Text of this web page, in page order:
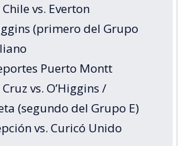
vs. Everton
(primero del Grupo
Puerto Montt
vs. O’Higgins /
(segundo del Grupo E)
vs. Curicó Unido